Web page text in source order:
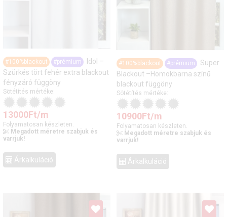
#100%blackout #prémium
Idol –
Szürkés tört fehér extra blackout
fényzáró függöny
Sötétítés mértéke:
13000Ft/m
Folyamatosan készleten.
Megadott méretre szabjuk és
varrjuk!
Árkalkuláció
#100%blackout #prémium
Super
Blackout –Homokbarna színű
blackout függöny
Sötétítés mértéke:
10900Ft/m
Folyamatosan készleten.
Megadott méretre szabjuk és
varrjuk!
Árkalkuláció